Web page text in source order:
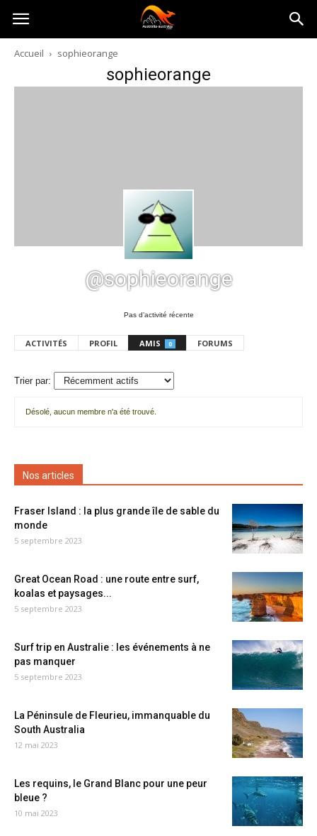
Australia-
australie.com
Accueil sophieorange
sophieorange
@sophieorange
Pas d’activité récente
ACTIVITÉS PROFIL AMIS 0 FORUMS
Trier par:
amis
Désolé, aucun membre n'a été trouvé.
Nos articles
Fraser Island : la plus grande île de sable du
monde
5 septembre 2023
Great Ocean Road : une route entre surf,
koalas et paysages...
5 septembre 2023
Surf trip en Australie : les événements à ne
pas manquer
5 septembre 2023
La Péninsule de Fleurieu, immanquable du
South Australia
12 mai 2023
Les requins, le Grand Blanc pour une peur
bleue ?
10 mai 2023